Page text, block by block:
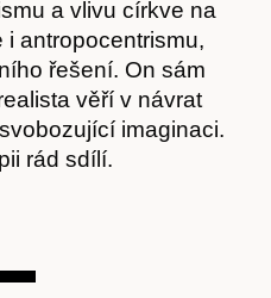
a vlivu církve na
antropocentrismu,
řešení. On sám
věří v návrat
imaginaci.
rád sdílí.